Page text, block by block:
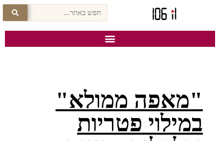
"מאפה ממולא"
במילוי פטריות